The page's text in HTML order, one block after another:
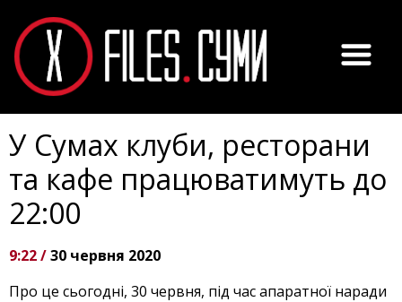
У Сумах клуби, ресторани
та кафе працюватимуть до
22:00
9:22 /30 червня 2020
Про це сьогодні, 30 червня, під час апаратної наради